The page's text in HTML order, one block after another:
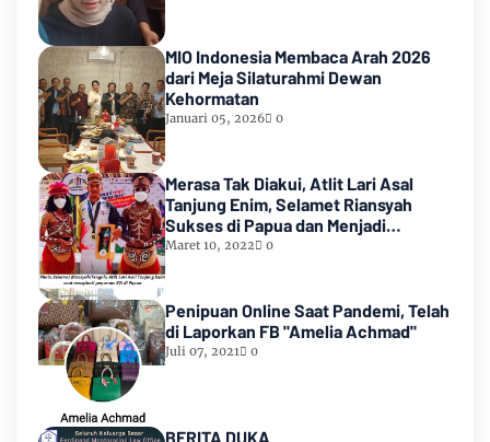
MIO Indonesia Membaca Arah 2026
dari Meja Silaturahmi Dewan
Kehormatan
Januari 05, 2026 0
Merasa Tak Diakui, Atlit Lari Asal
Tanjung Enim, Selamet Riansyah
Sukses di Papua dan Menjadi
Miliarder
Maret 10, 2022 0
Penipuan Online Saat Pandemi, Telah
di Laporkan FB "Amelia Achmad"
Juli 07, 2021 0
BERITA DUKA